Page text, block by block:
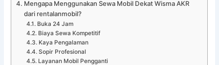
Mengapa Menggunakan Sewa Mobil Dekat Wisma AKR
dari rentalanmobil?
Buka 24 Jam
Biaya Sewa Kompetitif
Kaya Pengalaman
Sopir Profesional
Layanan Mobil Pengganti